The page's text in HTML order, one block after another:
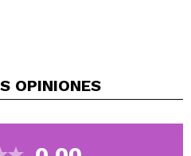
en cualquier ocasión.
rosa, Flor de
OPINIONES